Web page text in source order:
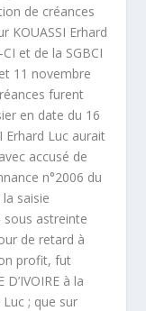
de créances
KOUASSI Erhard
et de la SGBCI
11 novembre
furent
en date du 16
Erhard Luc aurait
accusé de
n°2006 du
saisie
astreinte
de retard à
profit, fut
à la
; que sur